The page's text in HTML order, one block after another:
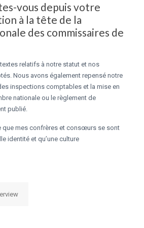
vous depuis votre
à la tête de la
des commissaires de
relatifs à notre statut et nos
Nous avons également repensé notre
inspections comptables et la mise en
nationale ou le règlement de
publié.
que mes confrères et consœurs se sont
identité et qu’une culture